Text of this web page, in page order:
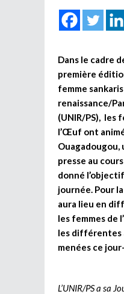
Dans le cadre
première
femme
renaissance/
(UNIR/PS), les
l’Œuf ont
Ouagadougou,
presse au
donné
journée. Pour
aura lieu en
les femmes de
les différentes
menées ce
L’UNIR/PS a sa